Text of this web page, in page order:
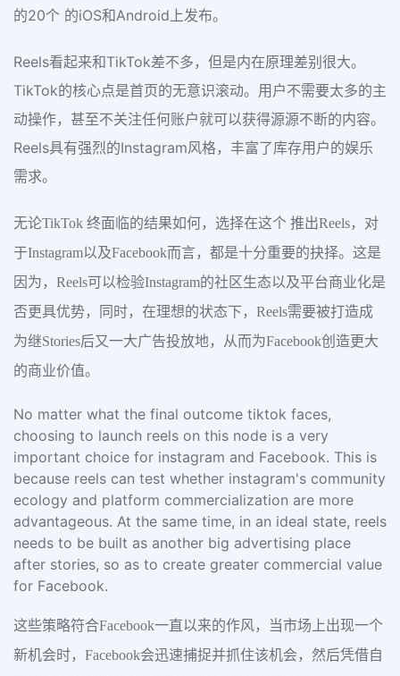
的20个 的iOS和Android上发布。
Reels看起来和TikTok差不多，但是内在原理差别很大。
TikTok的核心点是首页的无意识滚动。用户不需要太多的主
动操作，甚至不关注任何账户就可以获得源源不断的内容。
Reels具有强烈的Instagram风格，丰富了库存用户的娱乐
需求。
无论TikTok 终面临的结果如何，选择在这个 推出Reels，对
于Instagram以及Facebook而言，都是十分重要的抉择。这是
因为，Reels可以检验Instagram的社区生态以及平台商业化是
否更具优势，同时，在理想的状态下，Reels需要被打造成
为继Stories后又一大广告投放地，从而为Facebook创造更大
的商业价值。
No matter what the final outcome tiktok faces,
choosing to launch reels on this node is a very
important choice for instagram and Facebook. This is
because reels can test whether instagram's community
ecology and platform commercialization are more
advantageous. At the same time, in an ideal state, reels
needs to be built as another big advertising place
after stories, so as to create greater commercial value
for Facebook.
这些策略符合Facebook一直以来的作风，当市场上出现一个
新机会时，Facebook会迅速捕捉并抓住该机会，然后凭借自